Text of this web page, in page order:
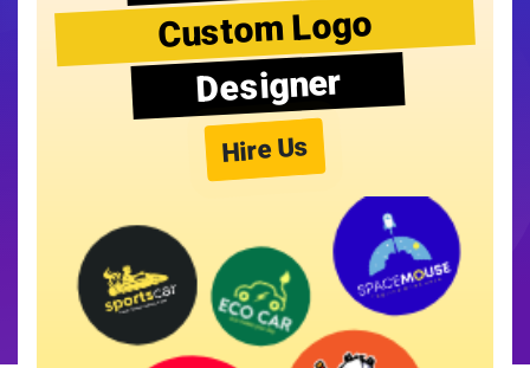
Custom Logo
Designer
Hire Us